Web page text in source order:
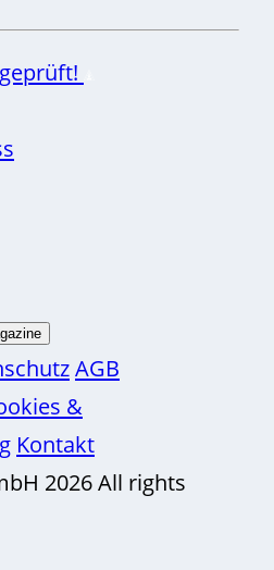
AGB
&
Kontakt
2026 All rights